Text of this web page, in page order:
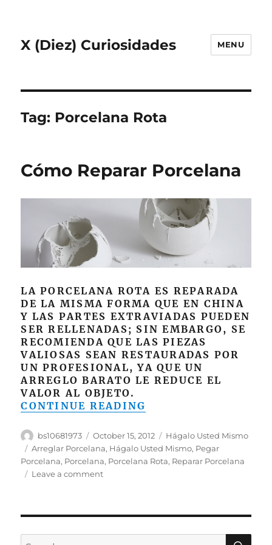
X (Diez) Curiosidades MENU
Tag: Porcelana Rota
Cómo Reparar Porcelana
LA PORCELANA ROTA ES REPARADA
DE LA MISMA FORMA QUE EN CHINA
Y LAS PARTES EXTRAVIADAS PUEDEN
SER RELLENADAS; SIN EMBARGO, SE
RECOMIENDA QUE LAS PIEZAS
VALIOSAS SEAN RESTAURADAS POR
UN PROFESIONAL, YA QUE UN
ARREGLO BARATO LE REDUCE EL
VALOR AL OBJETO.
CONTINUE READING
Author
bs10681973
Posted
on
October 15, 2012 Categories
Hágalo Usted Mismo
Tags
Arreglar Porcelana, Hágalo Usted Mismo, Pegar
Porcelana, Porcelana, Porcelana Rota, Reparar Porcelana
Leave a commenton
Search